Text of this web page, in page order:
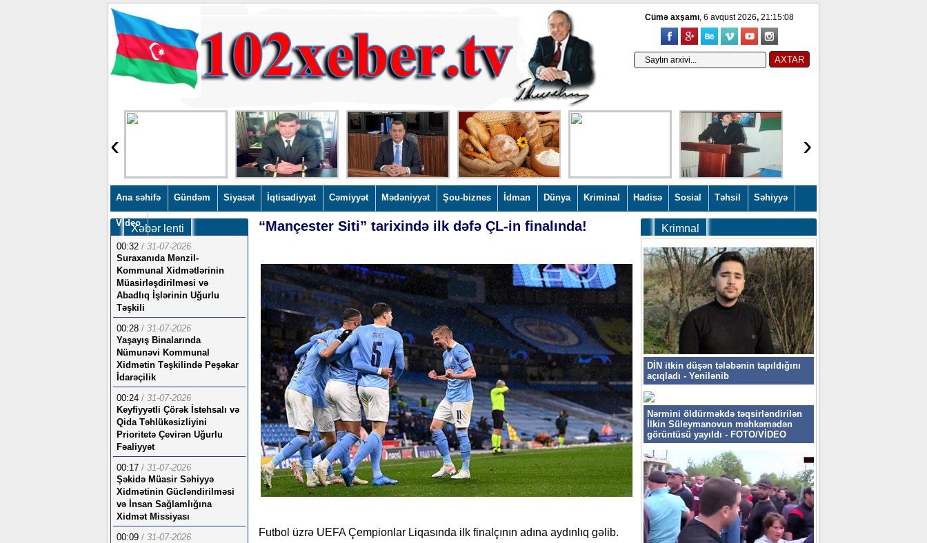
Cümə axşamı, 6 avqust 2026, 21:15:09
‹ ›
Ana səhifə Gündəm Siyasət İqtisadiyyat Cəmiyyət Mədəniyyət Şou-biznes İdman Dünya Kriminal Hadisə Sosial Təhsil Səhiyyə
VideoXəbər lenti
00:32 / 31-07-2026
Suraxanıda Mənzil-
Kommunal Xidmətlərinin
Müasirləşdirilməsi və
Abadlıq İşlərinin Uğurlu
Təşkili
00:28 / 31-07-2026
Yaşayış Binalarında
Nümunəvi Kommunal
Xidmətin Təşkilində Peşəkar
İdarəçilik
00:24 / 31-07-2026
Keyfiyyətli Çörək İstehsalı və
Qida Təhlükəsizliyini
Prioritetə Çevirən Uğurlu
Fəaliyyət
00:17 / 31-07-2026
Şəkidə Müasir Səhiyyə
Xidmətinin Gücləndirilməsi
və İnsan Sağlamlığına
Xidmət Missiyası
00:09 / 31-07-2026
“Mançester Siti” tarixində ilk dəfə ÇL-in finalında!
Futbol üzrə UEFA Çempionlar Liqasında ilk finalçının adına aydınlıq gəlib.
Krimnal
DİN itkin düşən tələbənin tapıldığını
açıqladı - Yenilənib
Nərmini öldürməkdə təqsirləndirilən
İlkin Süleymanovun məhkəmədən
görüntüsü yayıldı - FOTO/VİDEO